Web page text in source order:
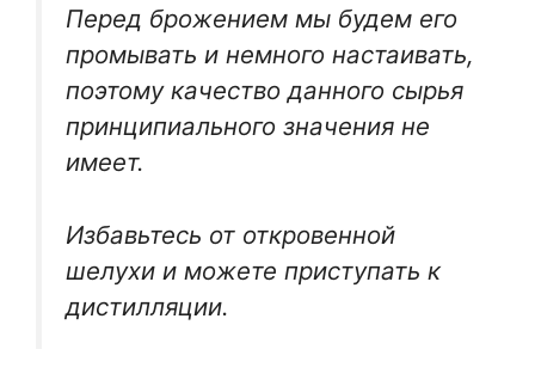
Перед брожением мы будем его
промывать и немного настаивать,
поэтому качество данного сырья
принципиального значения не
имеет.
Избавьтесь от откровенной
шелухи и можете приступать к
дистилляции.